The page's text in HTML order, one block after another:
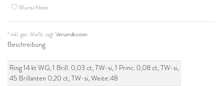
Wunschliste
* inkl. ges. MwSt. zzgl.Versandkosten
Beschreibung
Ring 14 kt WG, 1 Brill. 0,03 ct, TW-si, 1 Princ. 0,08 ct, TW-si,
45 Brillanten 0,20 ct, TW-si, Weite:48